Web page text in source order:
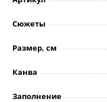
Сюжеты
Размер, см
Канва
Заполнение